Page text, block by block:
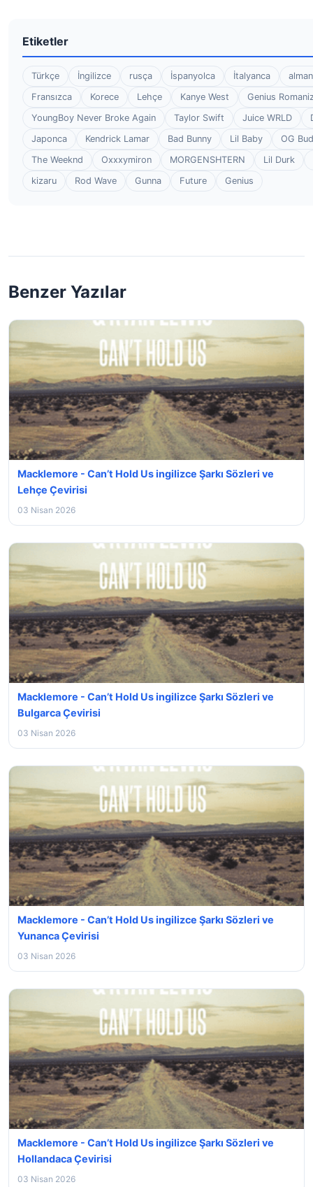
Etiketler
Türkçe İngilizce rusça İspanyolca İtalyanca
Fransızca
Korece Lehçe Kanye West
Genius
YoungBoy Never Broke Again
Taylor Swift Juice WRLD
Japonca
Kendrick Lamar Bad Bunny Lil Baby
OG
The Weeknd
Oxxxymiron MORGENSHTERN
Lil Durk
kizaru
Rod Wave Gunna Future Genius
Benzer Yazılar
Macklemore - Can’t Hold Us ingilizce Şarkı Sözleri ve
Lehçe Çevirisi
03 Nisan 2026
Macklemore - Can’t Hold Us ingilizce Şarkı Sözleri ve
Bulgarca Çevirisi
03 Nisan 2026
Macklemore - Can’t Hold Us ingilizce Şarkı Sözleri ve
Yunanca Çevirisi
03 Nisan 2026
Macklemore - Can’t Hold Us ingilizce Şarkı Sözleri ve
Hollandaca Çevirisi
03 Nisan 2026